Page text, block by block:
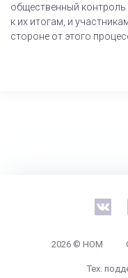
общественный
к их итогам, и
стороне от этого
2026 © НОМ
Тех.